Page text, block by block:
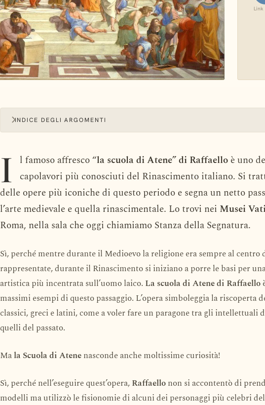
INDICE DEGLI ARGOMENTI
I l famoso affresco “la scuola di Atene” di Raffaello è uno
capolavori più conosciuti del Rinascimento italiano. Si
delle opere più iconiche di questo periodo e segna un netto
l’arte medievale e quella rinascimentale. Lo trovi nei Musei
Roma, nella sala che oggi chiamiamo Stanza della Segnatura.
Sì, perché mentre durante il Medioevo la religione era sempre al centro
rappresentate, durante il Rinascimento si iniziano a porre le basi per
artistica più incentrata sull’uomo laico. La scuola di Atene di Raffaello
massimi esempi di questo passaggio. L’opera simboleggia la riscoperta
classici, greci e latini, come a voler fare un paragone tra gli intellettuali
quelli del passato.
Mala Scuola di Atenenasconde anche moltissime curiosità!
Sì, perché nell’eseguire quest’opera,Raffaellonon si accontentò di
modelli ma utilizzò le fisionomie di alcuni dei personaggi più celebri